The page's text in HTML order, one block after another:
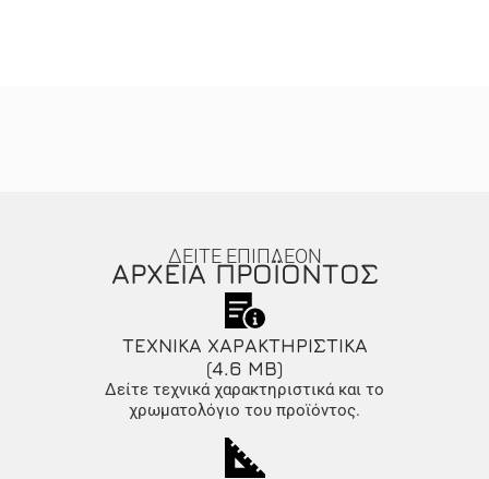
ΔΕΙΤΕ ΕΠΙΠΛΕΟΝ
ΑΡΧΕΙΑ ΠΡΟΪΟΝΤΟΣ
ΤΕΧΝΙΚΑ ΧΑΡΑΚΤΗΡΙΣΤΙΚΑ
(4.6 MB)
Δείτε τεχνικά χαρακτηριστικά και το
χρωματολόγιο του προϊόντος.